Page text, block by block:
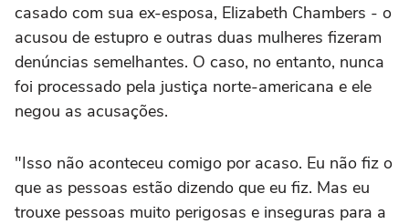
casado com sua ex-esposa, Elizabeth Chambers - o
acusou de estupro e outras duas mulheres fizeram
denúncias semelhantes. O caso, no entanto, nunca
foi processado pela justiça norte-americana e ele
negou as acusações.
"Isso não aconteceu comigo por acaso. Eu não fiz o
que as pessoas estão dizendo que eu fiz. Mas eu
trouxe pessoas muito perigosas e inseguras para a